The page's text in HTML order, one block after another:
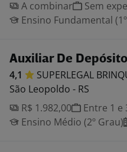
A combinar
Sem
Ensino Fundamental
Auxiliar De Depósito
4,1 SUPERLEGAL
São Leopoldo - RS
R$ 1.982,00
Entre 1 e
Ensino Médio (2º Grau)